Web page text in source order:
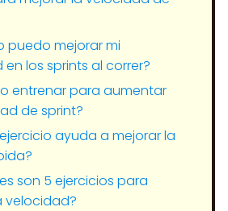
puedo mejorar mi
los sprints al correr?
entrenar para aumentar
de sprint?
ayuda a mejorar la
son 5 ejercicios para
velocidad?